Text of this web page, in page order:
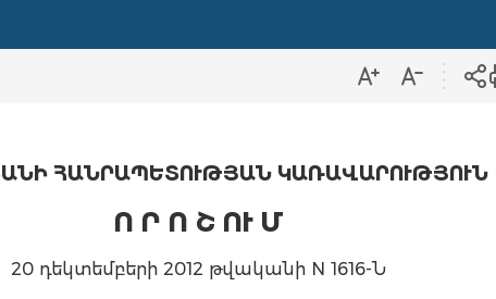
ՀԱՆՐԱՊԵՏՈՒԹՅԱՆ ԿԱՌԱՎԱՐՈՒԹՅՈՒՆ
Ո Ր Ո Շ ՈՒ Մ
20 դեկտեմբերի 2012 թվականի N 1616-Ն